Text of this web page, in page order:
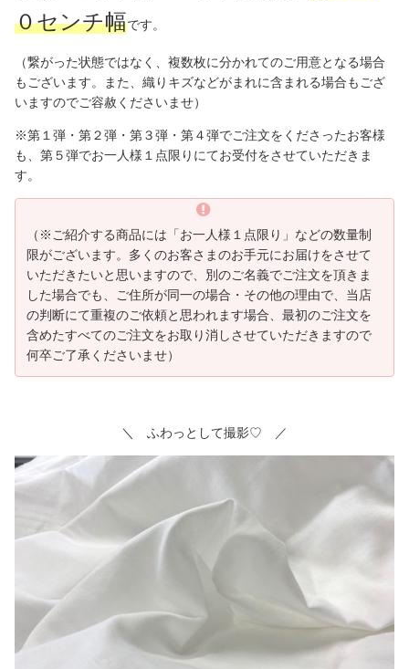
０センチ幅です。
（繋がった状態ではなく、複数枚に分かれてのご用意となる場合
もございます。また、織りキズなどがまれに含まれる場合もござ
いますのでご容赦くださいませ）
※第１弾・第２弾・第３弾・第４弾でご注文をくださったお客様
も、第５弾でお一人様１点限りにてお受付をさせていただきま
す。
（※ご紹介する商品には「お一人様１点限り」などの数量制
限がございます。多くのお客さまのお手元にお届けをさせて
いただきたいと思いますので、別のご名義でご注文を頂きま
した場合でも、ご住所が同一の場合・その他の理由で、当店
の判断にて重複のご依頼と思われます場合、最初のご注文を
含めたすべてのご注文をお取り消しさせていただきますので
何卒ご了承くださいませ）
＼ ふわっとして撮影♡ ／